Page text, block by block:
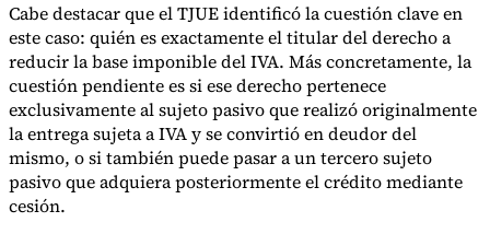
Cabe destacar que el TJUE identificó la cuestión clave en
este caso: quién es exactamente el titular del derecho a
reducir la base imponible del IVA. Más concretamente, la
cuestión pendiente es si ese derecho pertenece
exclusivamente al sujeto pasivo que realizó originalmente
la entrega sujeta a IVA y se convirtió en deudor del
mismo, o si también puede pasar a un tercero sujeto
pasivo que adquiera posteriormente el crédito mediante
cesión.